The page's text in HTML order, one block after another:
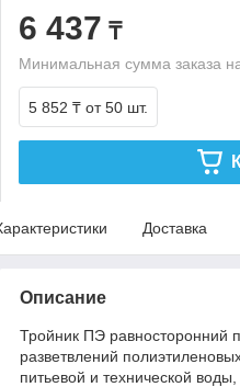
6 437 ₸
Минимальная сумма заказа
5 852 ₸ от 50 шт.
Доставка
Описание
Тройник ПЭ равносторонний
разветвлений
питьевой и технической